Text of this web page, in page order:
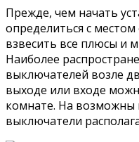
Прежде, чем начать
определиться с
взвесить все плюсы и
Наиболее
выключателей возле
выходе или входе
комнате. На возможны
выключатели